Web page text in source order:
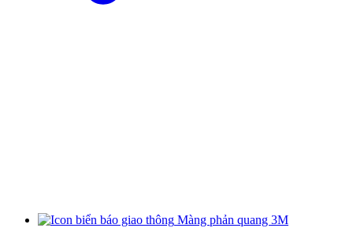
Màng phản quang 3M